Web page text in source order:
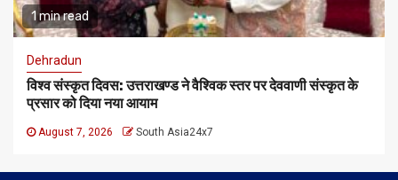
1 min read
Dehradun
विश्व संस्कृत दिवस: उत्तराखण्ड ने वैश्विक स्तर पर देववाणी संस्कृत के
प्रसार को दिया नया आयाम
August 7, 2026 South Asia24x7